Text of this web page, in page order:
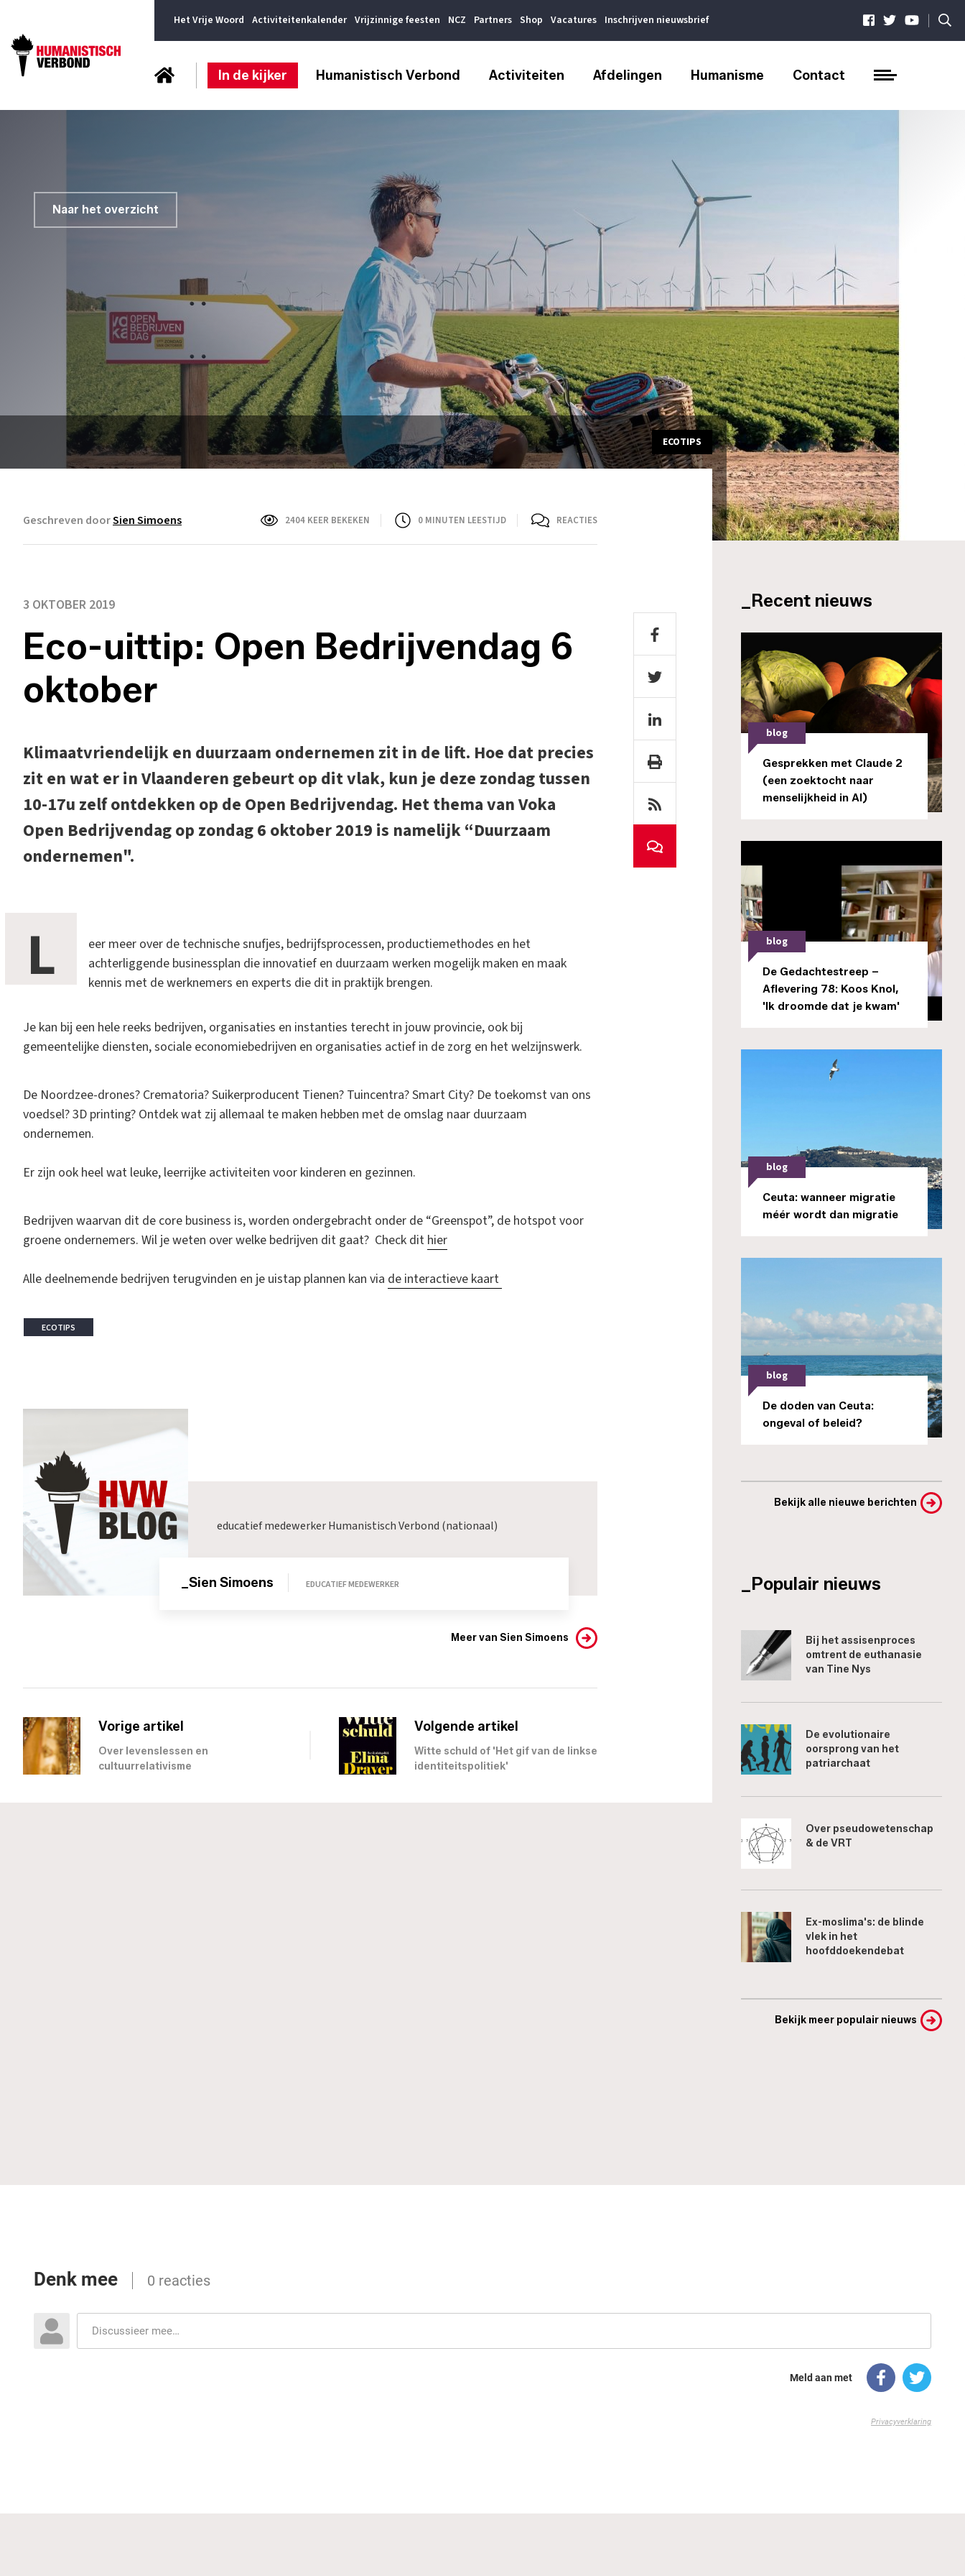
Het Vrije Woord Activiteitenkalender Vrijzinnige feesten NCZ Partners Shop Vacatures Inschrijven nieuwsbrief |
In de kijker Humanistisch Verbond Activiteiten Afdelingen Humanisme Contact
Naar het overzicht
ECOTIPS
Geschreven doorSien Simoens 2404 KEER BEKEKEN 0 MINUTEN LEESTIJD REACTIES
3 OKTOBER 2019
Eco-uittip: Open Bedrijvendag 6
oktober
Klimaatvriendelijk en duurzaam ondernemen zit in de lift. Hoe dat precies
zit en wat er in Vlaanderen gebeurt op dit vlak, kun je deze zondag tussen
10-17u zelf ontdekken op de Open Bedrijvendag. Het thema van Voka
Open Bedrijvendag op zondag 6 oktober 2019 is namelijk “Duurzaam
ondernemen".
L
eer meer over de technische snufjes, bedrijfsprocessen, productiemethodes en het
achterliggende businessplan die innovatief en duurzaam werken mogelijk maken en maak
kennis met de werknemers en experts die dit in praktijk brengen.
Je kan bij een hele reeks bedrijven, organisaties en instanties terecht in jouw provincie, ook bij
gemeentelijke diensten, sociale economiebedrijven en organisaties actief in de zorg en het welzijnswerk.
De Noordzee-drones? Crematoria? Suikerproducent Tienen? Tuincentra? Smart City? De toekomst van ons
voedsel? 3D printing? Ontdek wat zij allemaal te maken hebben met de omslag naar duurzaam
ondernemen.
Er zijn ook heel wat leuke, leerrijke activiteiten voor kinderen en gezinnen.
Bedrijven waarvan dit de core business is, worden ondergebracht onder de “Greenspot”, de hotspot voor
groene ondernemers. Wil je weten over welke bedrijven dit gaat? Check dit hier
Alle deelnemende bedrijven terugvinden en je uistap plannen kan via de interactieve kaart
ECOTIPS
educatief medewerker Humanistisch Verbond (nationaal)
_Sien Simoens EDUCATIEF MEDEWERKER
Meer van Sien Simoens
Vorige artikel
Over levenslessen en
cultuurrelativisme
Volgende artikel
Witte schuld of 'Het gif van de linkse
identiteitspolitiek'
_Recent nieuws
blog
Gesprekken met Claude 2
(een zoektocht naar
menselijkheid in AI)
blog
De Gedachtestreep –
Aflevering 78: Koos Knol,
'Ik droomde dat je kwam'
blog
Ceuta: wanneer migratie
méér wordt dan migratie
blog
De doden van Ceuta:
ongeval of beleid?
Bekijk alle nieuwe berichten
_Populair nieuws
Bij het assisenproces
omtrent de euthanasie
van Tine Nys
De evolutionaire
oorsprong van het
patriarchaat
Over pseudowetenschap
& de VRT
Ex-moslima's: de blinde
vlek in het
hoofddoekendebat
Bekijk meer populair nieuws